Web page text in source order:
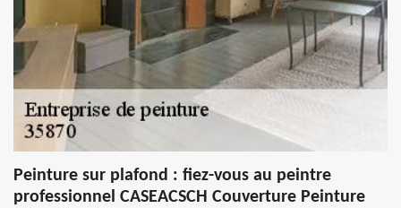
Peinture sur plafond : fiez-vous au peintre
professionnel CASEACSCH Couverture Peinture